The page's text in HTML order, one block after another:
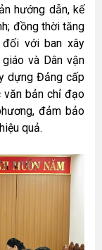
hướng dẫn, kế
đồng thời tăng
với ban xây
và Dân vận
dựng Đảng cấp
văn bản chỉ đạo
đảm bảo
quả.